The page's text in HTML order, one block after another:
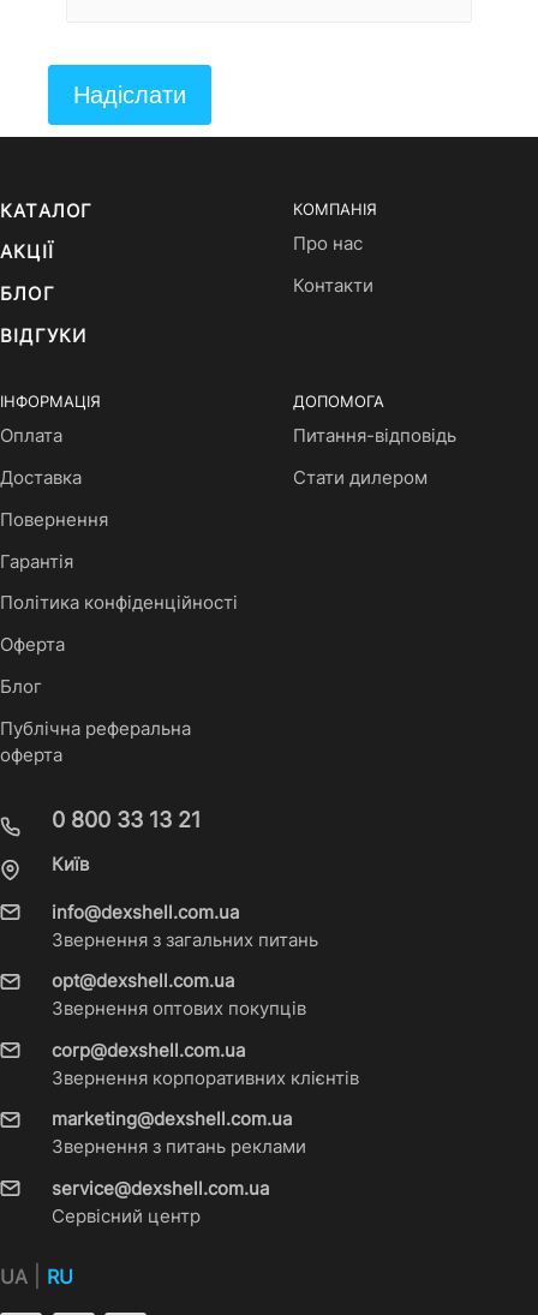
Надіслати
КАТАЛОГ
АКЦІЇ
БЛОГ
ВІДГУКИ
КОМПАНІЯ
Про нас
Контакти
ІНФОРМАЦІЯ
Оплата
Доставка
Повернення
Гарантія
Політика конфіденційності
Оферта
Блог
Публічна реферальна
оферта
ДОПОМОГА
Питання-відповідь
Стати дилером
0 800 33 13 21
Київ
info@dexshell.com.ua
Звернення з загальних питань
opt@dexshell.com.ua
Звернення оптових покупців
corp@dexshell.com.ua
Звернення корпоративних клієнтів
marketing@dexshell.com.ua
Звернення з питань реклами
service@dexshell.com.ua
Сервісний центр
UA RU